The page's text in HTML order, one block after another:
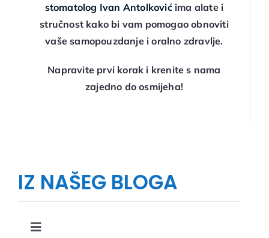
stomatolog Ivan Antolkovićima alate i
stručnost kako bi vam pomogao obnoviti
vaše samopouzdanje i oralno zdravlje.
Napravite prvi korak i krenite s nama
zajedno do osmijeha!
IZ NAŠEG BLOGA
Toggle